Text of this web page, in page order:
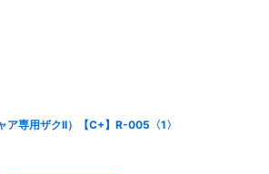
ア専用ザクII）【C+】R-005〈1〉